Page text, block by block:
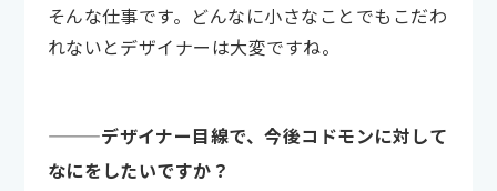
そんな仕事です。どんなに小さなことでもこだわ
れないとデザイナーは大変ですね。
———デザイナー目線で、今後コドモンに対して
なにをしたいですか？